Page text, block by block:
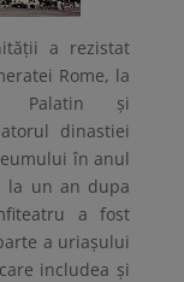
a rezistat
Rome, la
Palatin şi
dinastiei
în anul
la un an dupa
a fost
a uriașului
includea și